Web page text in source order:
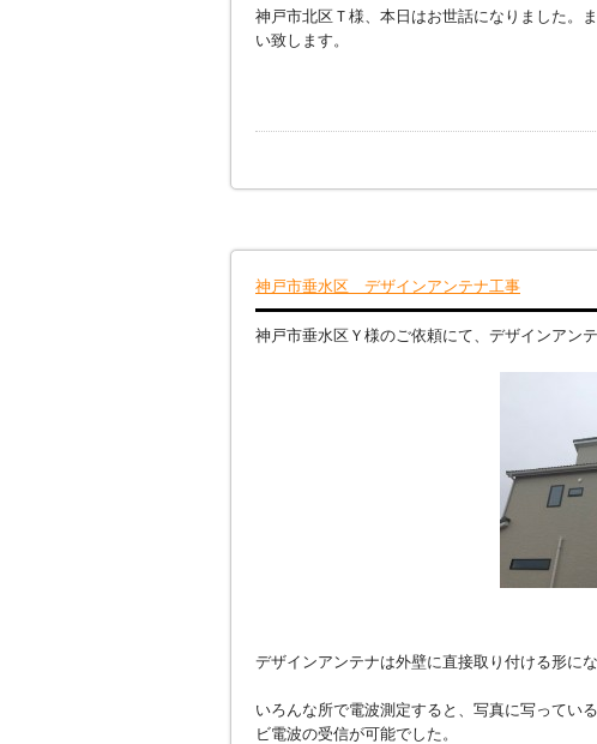
神戸市北区Ｔ様、本日はお世話になりました。
い致します。
神戸市垂水区 デザインアンテナ工事
神戸市垂水区Ｙ様のご依頼にて、デザインアン
デザインアンテナは外壁に直接取り付ける形に
いろんな所で電波測定すると、写真に写ってい
ビ電波の受信が可能でした。